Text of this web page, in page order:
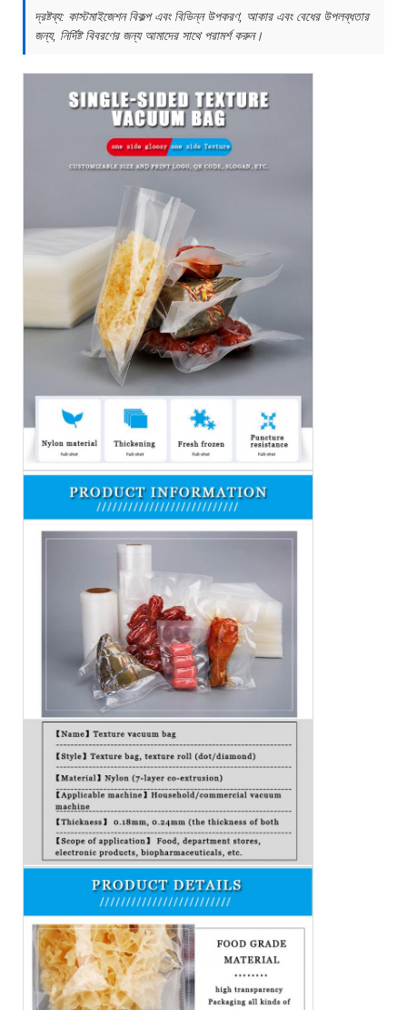
দ্রষ্টব্য: কাস্টমাইজেশন বিকল্প এবং বিভিন্ন উপকরণ, আকার এবং বেধের উপলব্ধতার
জন্য, নির্দিষ্ট বিবরণের জন্য আমাদের সাথে পরামর্শ করুন।